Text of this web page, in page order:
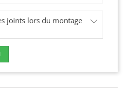
joints lors du montage